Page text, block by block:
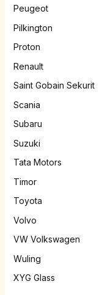
Peugeot
Pilkington
Proton
Renault
Saint Gobain Sekurit
Scania
Subaru
Suzuki
Tata Motors
Timor
Toyota
Volvo
VW Volkswagen
Wuling
XYG Glass